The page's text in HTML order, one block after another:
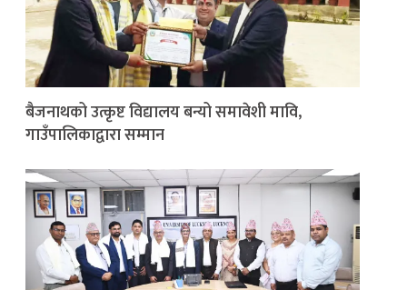
बैजनाथको उत्कृष्ट विद्यालय बन्यो समावेशी मावि,
गाउँपालिकाद्वारा सम्मान